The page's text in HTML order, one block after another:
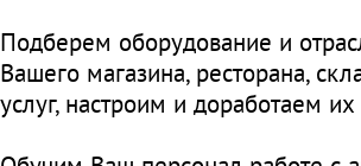
Подберем оборудование и
Вашего магазина, ресторана,
услуг, настроим и доработаем